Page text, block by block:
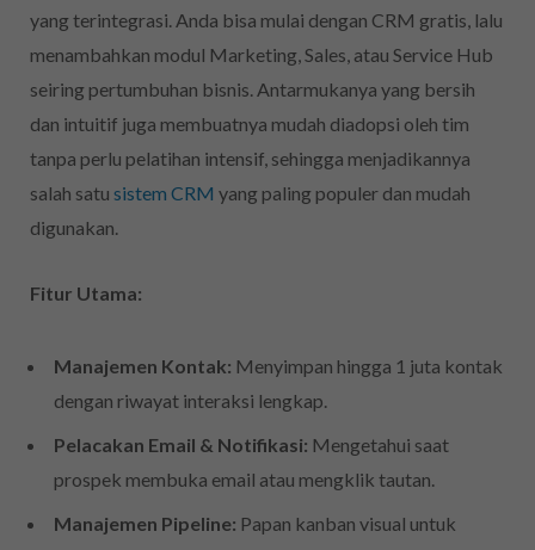
yang terintegrasi. Anda bisa mulai dengan CRM gratis, lalu
menambahkan modul Marketing, Sales, atau Service Hub
seiring pertumbuhan bisnis. Antarmukanya yang bersih
dan intuitif juga membuatnya mudah diadopsi oleh tim
tanpa perlu pelatihan intensif, sehingga menjadikannya
salah satu sistem CRM yang paling populer dan mudah
digunakan.
Fitur Utama:
Manajemen Kontak: Menyimpan hingga 1 juta kontak
dengan riwayat interaksi lengkap.
Pelacakan Email & Notifikasi: Mengetahui saat
prospek membuka email atau mengklik tautan.
Manajemen Pipeline: Papan kanban visual untuk